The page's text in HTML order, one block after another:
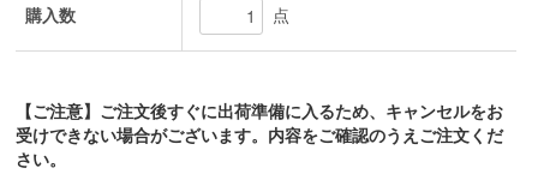
購入数 点
【ご注意】ご注文後すぐに出荷準備に入るため、キャンセルをお
受けできない場合がございます。内容をご確認のうえご注文くだ
さい。